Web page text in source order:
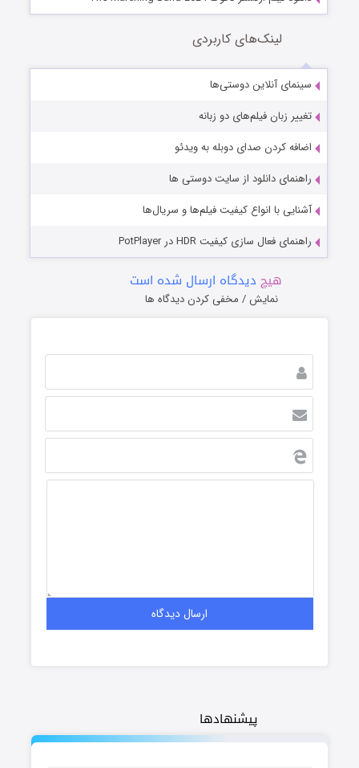
پیشنهادها
لینک‌های کاربردی
سینمای آنلاین دوستی‌ها
تغییر زبان فیلم‌های دو زبانه
اضافه کردن صدای دوبله به ویدئو
راهنمای دانلود از سایت دوستی ها
آشنایی با انواع کیفیت فیلم‌ها و سریال‌ها
راهنمای فعال سازی کیفیت HDR در PotPlayer
هیچ دیدگاه ارسال شده است
نمایش / مخفی کردن دیدگاه ها